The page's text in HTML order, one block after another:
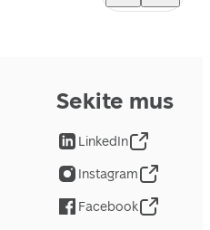
Sekite mus
LinkedIn
Instagram
Facebook